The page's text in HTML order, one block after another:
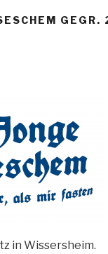
GEGR.
in Wissersheim.